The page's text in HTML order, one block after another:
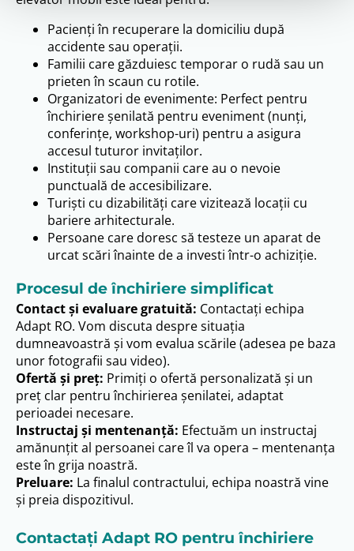
Pacienți în recuperare la domiciliu după
accidente sau operații.
Familii care găzduiesc temporar o rudă sau un
prieten în scaun cu rotile.
Organizatori de evenimente: Perfect pentru
închiriere șenilată pentru eveniment (nunți,
conferințe, workshop-uri) pentru a asigura
accesul tuturor invitaților.
Instituții sau companii care au o nevoie
punctuală de accesibilizare.
Turiști cu dizabilități care vizitează locații cu
bariere arhitecturale.
Persoane care doresc să testeze un aparat de
urcat scări înainte de a investi într-o achiziție.
Procesul de închiriere simplificat
Contact și evaluare gratuită: Contactați echipa
Adapt RO. Vom discuta despre situația
dumneavoastră și vom evalua scările (adesea pe baza
unor fotografii sau video).
Ofertă și preț: Primiți o ofertă personalizată și un
preț clar pentru închirierea șenilatei, adaptat
perioadei necesare.
Instructaj și mentenanță: Efectuăm un instructaj
amănunțit al persoanei care îl va opera – mentenanța
este în grija noastră.
Preluare: La finalul contractului, echipa noastră vine
și preia dispozitivul.
Contactați Adapt RO pentru închiriere